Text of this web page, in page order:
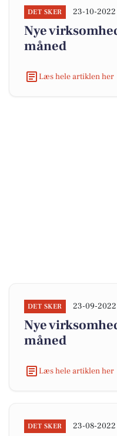
DET SKER 23-10-2022
Nye
måned
Læs hele artiklen her
DET SKER 23-09-2022
Nye
måned
Læs hele artiklen her
DET SKER 23-08-2022